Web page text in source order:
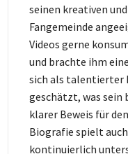
seinen kreativen
Fangemeinde
Videos gerne
und brachte ihm
sich als talentierter
geschätzt, was sein
klarer Beweis für
Biografie spielt
kontinuierlich